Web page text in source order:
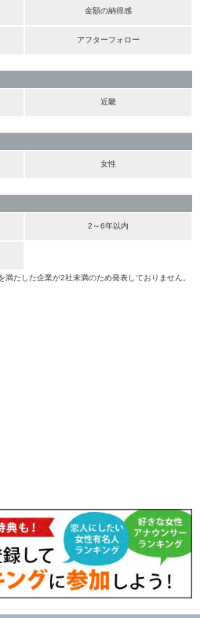
金額の納得感
アフターフォロー
近畿
女性
2～6年以内
たした企業が2社未満のため発表しておりません。